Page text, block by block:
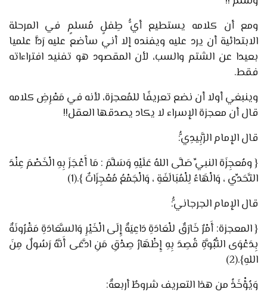
ومع أن كلامه يستطيع أيُّ طِفلٍ مُسلمٍ في المرحلة
الابتدائية أن يرد عليه ويفنده إلا أني سأضع عليه رَدَّا علميا
بعيدا عن الشتم والسب، لأن المقصود هو تفنيد افتراءاته
فقط.
وينبغي أولا أن نضع تعريفًا للمُعجزة، لأنه في مَعْرِضِ كلامه
قال أن معجزة الإسراء لا يكاد يصدقها العقل!!
قال الإمام الزَّبِيدِيُّ:
{ومُعجِزَة النبيِّ صَلَّى اللهُ عَلَيْهِ وَسَلَّمَ : مَا أَعْجَزَ بِهِ الْخَصْمَ عِنْدَ
التَّحَدِّي ، وَالْهَاءُ لِلْمُبَالَغَةِ ، وَالْجَمْعُ مُعْجِزَاتٌ }
.
(1)
قال الإمام الجرجانيُّ:
{ المعجزة: أَمْرٌ خَارَقٌ للْعَادَةِ دَاعِيَةٌ إِلَى الْخَيْرِ وَالسَّعَادَةِ مَقْرُونَةٌ
بِدَعْوَى النُّبُوَّةِ قُصِدَ بِهِ إِظْهَارُ صِدْقِ مَنِ ادَّعَى أَنَّهُ رَسُولٌ مِنَ
اللهِ}
.
(2)
وَيُؤْخَذُ من هذا التعريف شروطٌ أربعةٌ: